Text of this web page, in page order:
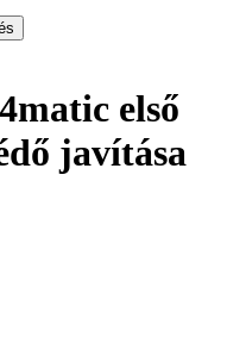
első
javítása